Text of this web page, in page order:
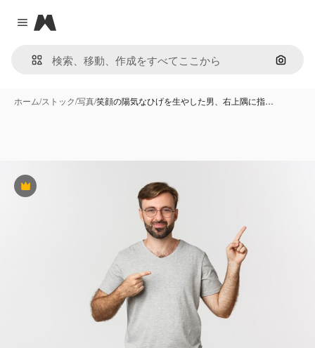
Close menu
Magnific
画像で
ホーム/ストック/写真/笑顔の陽気なひげを生やした男、右上隅に指…
Premium